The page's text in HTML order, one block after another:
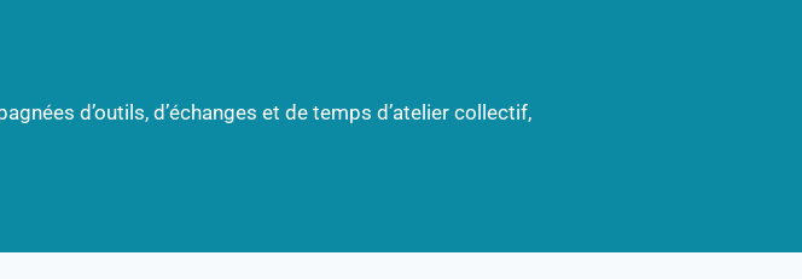
d’outils, d’échanges et de temps d’atelier collectif,